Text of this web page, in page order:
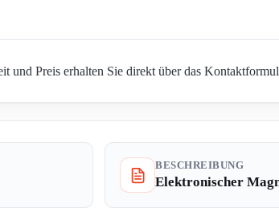
Preis erhalten Sie direkt über das
BESCHREIBUNG
Elektronischer